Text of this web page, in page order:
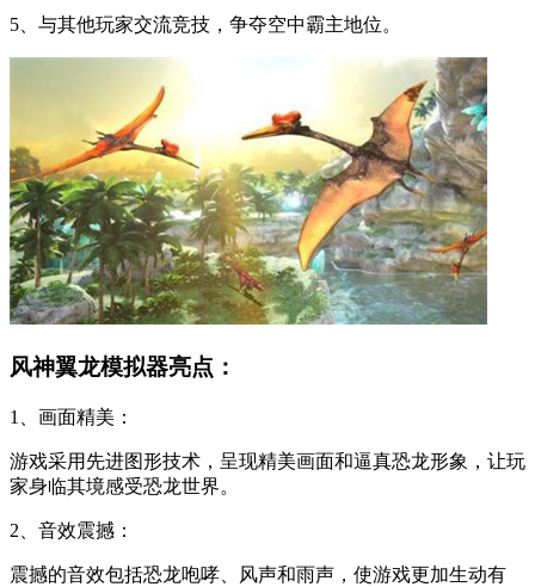
5、与其他玩家交流竞技，争夺空中霸主地位。
风神翼龙模拟器亮点：
1、画面精美：
游戏采用先进图形技术，呈现精美画面和逼真恐龙形象，让玩
家身临其境感受恐龙世界。
2、音效震撼：
震撼的音效包括恐龙咆哮、风声和雨声，使游戏更加生动有